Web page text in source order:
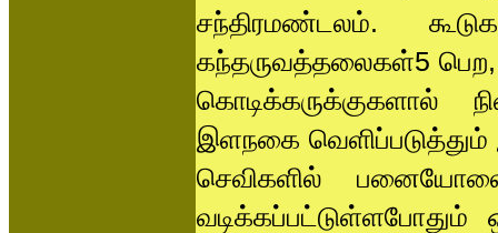
சந்திரமண்டலம்.
கந்தருவத்தலைகள்5 பெற,
கொடிக்கருக்குகளால்
இளநகை
செவிகளில்